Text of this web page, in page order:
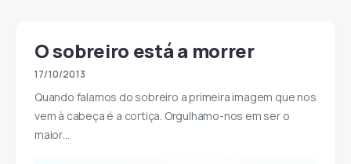
O sobreiro está a morrer
17/10/2013
Quando falamos do sobreiro a primeira imagem que nos
vem à cabeça é a cortiça. Orgulhamo-nos em ser o
maior…